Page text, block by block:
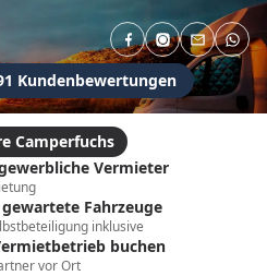
Kundenbewertungen
Camperfuchs
Vermieter
Fahrzeuge
inklusive
buchen
vor Ort
Anhängerkupplung
Kastenwagen
Teil-Integriert